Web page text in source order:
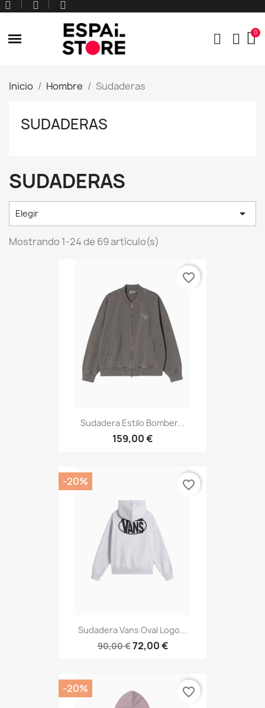
Inicio Hombre Sudaderas
SUDADERAS
SUDADERAS
Elegir 
Mostrando 1-24 de 69 artículo(s)
Sudadera Estilo Bomber...
159,00 €
favorite_border
Sudadera Vans Oval Logo...
90,00 €72,00 €
-20% favorite_border
-20% favorite_border